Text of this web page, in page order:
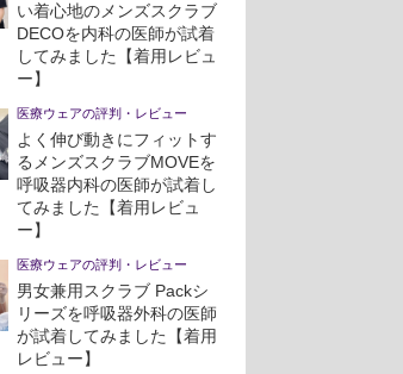
い着心地のメンズスクラブ
DECOを内科の医師が試着
してみました【着用レビュ
ー】
医療ウェアの評判・レビュー
よく伸び動きにフィットす
るメンズスクラブMOVEを
呼吸器内科の医師が試着し
てみました【着用レビュ
ー】
医療ウェアの評判・レビュー
男女兼用スクラブ Packシ
リーズを呼吸器外科の医師
が試着してみました【着用
レビュー】